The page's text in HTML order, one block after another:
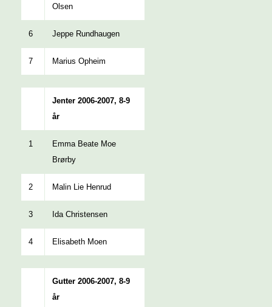
Olsen
6 Jeppe Rundhaugen
7 Marius Opheim
Jenter 2006-2007, 8-9
år
1
Emma Beate Moe
Brørby
2 Malin Lie Henrud
3 Ida Christensen
4 Elisabeth Moen
Gutter 2006-2007, 8-9
år